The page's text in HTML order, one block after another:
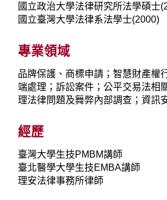
國立政治大學法律研究所法學碩士
國立臺灣大學法律系法學士(2000)
專業領域
品牌保護、商標申請；智慧財產權
端處理；訴訟案件；公平交易法相
理法律問題及舞弊內部調查；資訊
經歷
臺灣大學生技PMBM講師
臺北醫學大學生技EMBA講師
理安法律事務所律師